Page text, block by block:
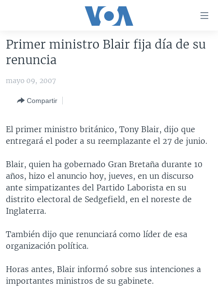
accesibilidad
principal
Salte
principal
Salte
búsqueda
AMÉRICA DEL NORTE
MÉXICO
HAITÍ
ELECCIONES EEUU
VOTO DIVIDIDO
VOA VERIFICA
VOA VERIFICA UCRANIA/RUSIA
VOA VERIFICA AMÉRICA LATINA
AMÉRICA LATINA
BOLIVIA
CHILE
PERÚ
ECUADOR
BRASIL
CENTROAMÉRICA
EL SALVADOR
GUATEMALA
HONDURAS
INMIGRACIÓN
LIBERTAD DE PRENSA
MUNDO
ENTRETENIMIENTO Y CULTURA
DEPORTES
ESPECIALES DE LA VOA
LIBERTAD DE PRENSA
UCRANIA
VIDEOS
AUDIOS
PROGRAMAS TV
FORO INTERAMERICANO
AVANCE INFORMATIVO
DIRECT
Primer ministro Blair fija día de su
renuncia
mayo 09, 2007
Compartir
El primer ministro británico, Tony Blair, dijo que
entregará el poder a su reemplazante el 27 de junio.
Blair, quien ha gobernado Gran Bretaña durante 10
años, hizo el anuncio hoy, jueves, en un discurso
ante simpatizantes del Partido Laborista en su
distrito electoral de Sedgefield, en el noreste de
Inglaterra.
También dijo que renunciará como líder de esa
organización política.
Horas antes, Blair informó sobre sus intenciones a
importantes ministros de su gabinete.